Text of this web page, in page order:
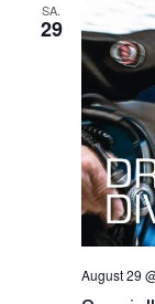
SA.
29
August 29